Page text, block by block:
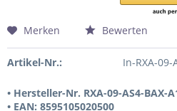
Merken Bewerten
Artikel-Nr.: In-RXA-09-
• Hersteller-Nr. RXA-09-AS4-BAX-
• EAN: 8595105020500